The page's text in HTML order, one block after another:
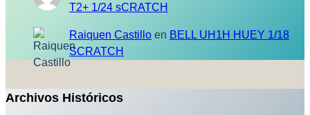
T2+ 1/24 sCRATCH
Raiquen Castillo en BELL UH1H HUEY 1/18
SCRATCH
Archivos Históricos